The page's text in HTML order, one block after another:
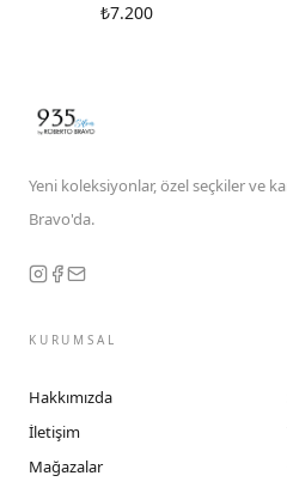
₺7.200
Yeni koleksiyonlar, özel seçkiler ve
Bravo'da.
KURUMSAL
Hakkımızda
İletişim
Mağazalar